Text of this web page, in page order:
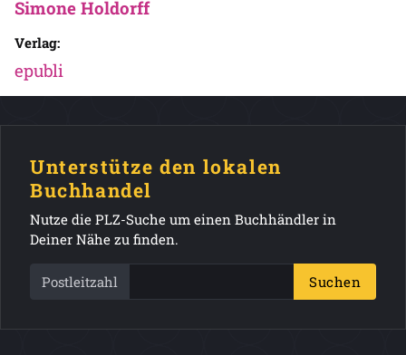
Simone Holdorff
Verlag:
epubli
Unterstütze den lokalen
Buchhandel
Nutze die PLZ-Suche um einen Buchhändler in
Deiner Nähe zu finden.
Postleitzahl Suchen